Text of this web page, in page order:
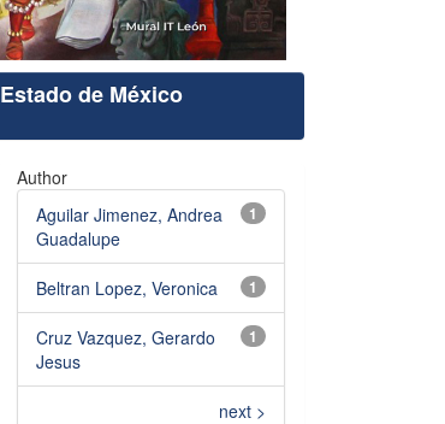
Estado de México
Author
1
Aguilar Jimenez, Andrea
Guadalupe
1
Beltran Lopez, Veronica
1
Cruz Vazquez, Gerardo
Jesus
next >